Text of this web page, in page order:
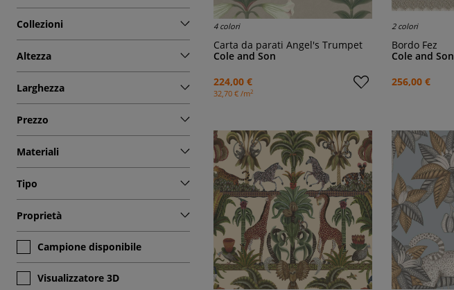
Collezioni
Altezza
Larghezza
Prezzo
Materiali
Tipo
Proprietà
Campione disponibile
Visualizzatore 3D
4 colori
Carta da parati Angel's Trumpet
Cole and Son
224,00 €
32,70 € /m2
2 colori
Bordo Fez
Cole and Son
256,00 €